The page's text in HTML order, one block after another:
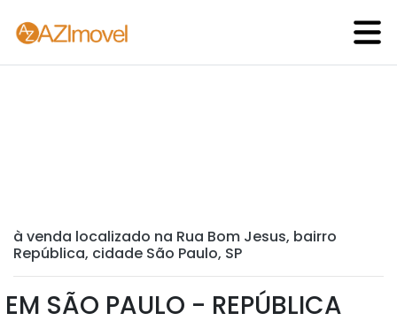
à venda localizado na Rua Bom Jesus, bairro
República, cidade São Paulo, SP
EM SÃO PAULO - REPÚBLICA